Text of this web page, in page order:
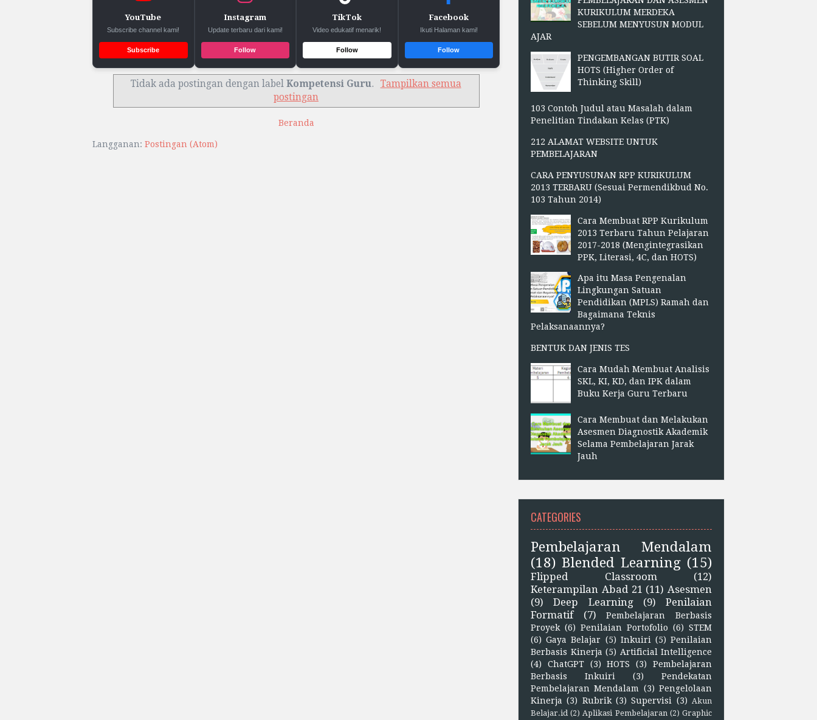
YouTube
Subscribe channel kami!
Subscribe
Instagram
Update terbaru dari kami!
Follow
TikTok
Video edukatif menarik!
Follow
Facebook
Ikuti Halaman kami!
Follow
Tidak ada postingan dengan labelKompetensi Guru.
Tampilkan semua
postingan
Beranda
Langganan: Postingan (Atom)
KURIKULUM MERDEKA
SEBELUM MENYUSUN MODUL
AJAR
PENGEMBANGAN BUTIR SOAL
HOTS (Higher Order of
Thinking Skill)
103 Contoh Judul atau Masalah dalam
Penelitian Tindakan Kelas (PTK)
212 ALAMAT WEBSITE UNTUK
PEMBELAJARAN
CARA PENYUSUNAN RPP KURIKULUM
2013 TERBARU (Sesuai Permendikbud No.
103 Tahun 2014)
Cara Membuat RPP Kurikulum
2013 Terbaru Tahun Pelajaran
2017-2018 (Mengintegrasikan
PPK, Literasi, 4C, dan HOTS)
Apa itu Masa Pengenalan
Lingkungan Satuan
Pendidikan (MPLS) Ramah dan
Bagaimana Teknis
Pelaksanaannya?
BENTUK DAN JENIS TES
Cara Mudah Membuat Analisis
SKL, KI, KD, dan IPK dalam
Buku Kerja Guru Terbaru
Cara Membuat dan Melakukan
Asesmen Diagnostik Akademik
Selama Pembelajaran Jarak
Jauh
CATEGORIES
Pembelajaran Mendalam
(18) Blended Learning (15)
Flipped Classroom
(12)
Keterampilan Abad 21 (11) Asesmen
(9)
Deep Learning (9)
Penilaian
Formatif
(7)
Pembelajaran Berbasis
Proyek (6) Penilaian Portofolio (6) STEM
(6) Gaya Belajar (5) Inkuiri (5) Penilaian
Berbasis Kinerja (5) Artificial Intelligence
(4)
ChatGPT (3) HOTS (3)
Pembelajaran
Berbasis Inkuiri
(3)
Pendekatan
Pembelajaran Mendalam (3) Pengelolaan
Kinerja (3) Rubrik (3) Supervisi (3) Akun
Belajar.id (2) Aplikasi Pembelajaran (2) Graphic